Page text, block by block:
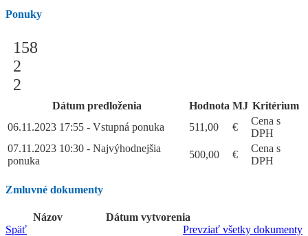
Ponuky
158
2
2
Dátum predloženia Hodnota MJ Kritérium
06.11.2023 17:55 - Vstupná ponuka
511,00 €
Cena s
DPH
07.11.2023 10:30 - Najvýhodnejšia
ponuka
500,00 €
Cena s
DPH
Zmluvné dokumenty
Názov
Dátum vytvorenia
Prevziať všetky dokumenty
Späť